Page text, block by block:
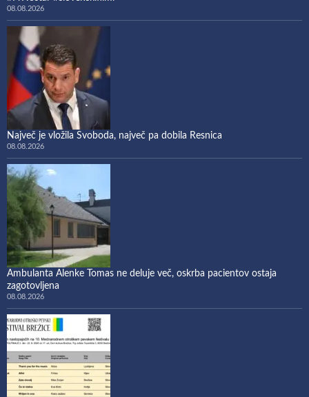
08.08.2026
Največ je vložila Svoboda, največ pa dobila Resnica
08.08.2026
Ambulanta Alenke Tomas ne deluje več, oskrba pacientov ostaja
zagotovljena
08.08.2026